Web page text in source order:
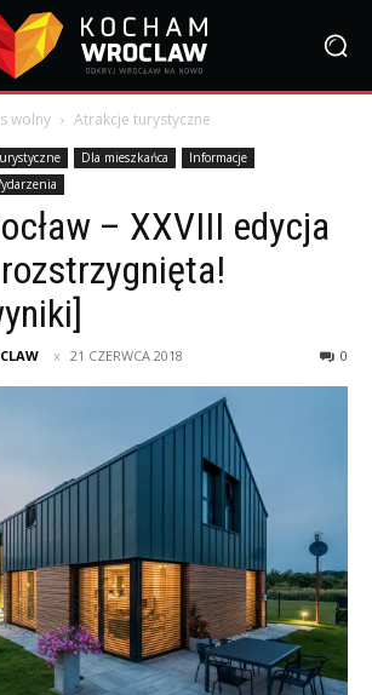
wolny Atrakcje turystyczne
Dla mieszkańca
Informacje
– XXVIII edycja
21 CZERWCA 2018 0